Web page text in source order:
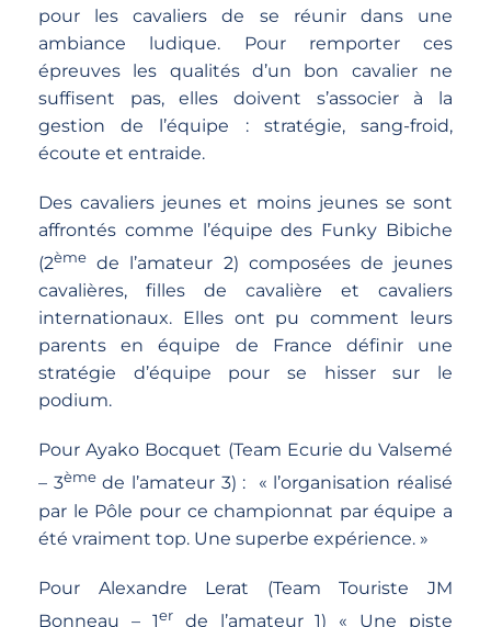
pour les cavaliers de se réunir dans une
ambiance ludique. Pour remporter ces
épreuves les qualités d’un bon cavalier ne
suffisent pas, elles doivent s’associer à la
gestion de l’équipe : stratégie, sang-froid,
écoute et entraide.
Des cavaliers jeunes et moins jeunes se sont
affrontés comme l’équipe des Funky Bibiche
(2ème de l’amateur 2) composées de jeunes
cavalières, filles de cavalière et cavaliers
internationaux. Elles ont pu comment leurs
parents en équipe de France définir une
stratégie d’équipe pour se hisser sur le
podium.
Pour Ayako Bocquet (Team Ecurie du Valsemé
– 3èmede l’amateur 3) : « l’organisation réalisé
par le Pôle pour ce championnat par équipe a
été vraiment top. Une superbe expérience. »
Pour Alexandre Lerat (Team Touriste JM
Bonneau – 1erde l’amateur 1) « Une piste